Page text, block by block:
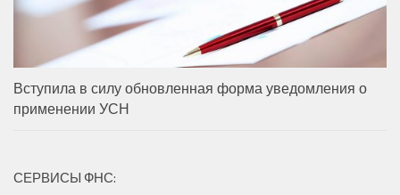
Вступила в силу обновленная форма уведомления о
применении УСН
СЕРВИСЫ ФНС: